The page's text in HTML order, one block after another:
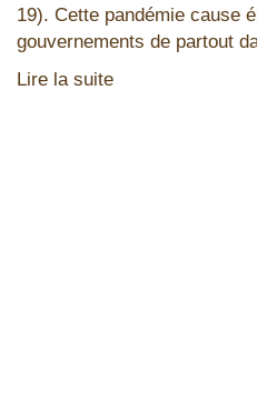
19). Cette pandémie cause
gouvernements de partout
Lire la suite